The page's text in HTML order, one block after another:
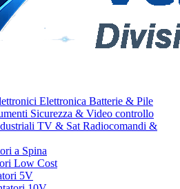
Elettronica Batterie & Pile
Sicurezza & Video controllo
TV & Sat Radiocomandi &
a Spina
Low Cost
5V